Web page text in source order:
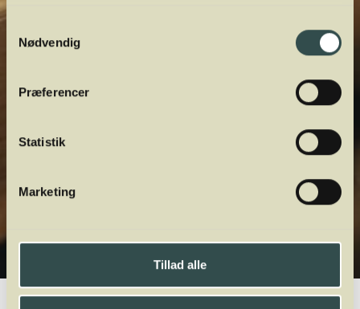
Nødvendig
Præferencer
Statistik
Marketing
Tillad alle
Winelab.dk Vinviden vinordbog Druesorter Pinotage